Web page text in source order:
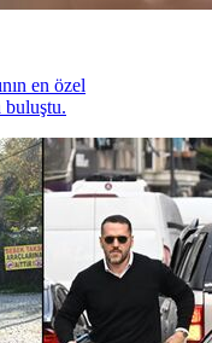
en özel
buluştu.